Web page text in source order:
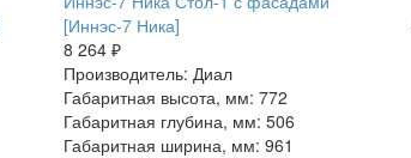
[Иннэс-7 Ника]
8 264 ₽
Производитель: Диал
Габаритная высота, мм: 772
Габаритная глубина, мм: 506
Габаритная ширина, мм: 961